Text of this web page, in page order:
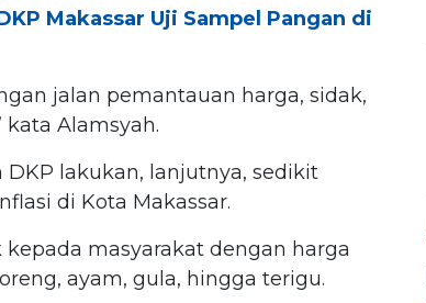
Makassar Uji Sampel Pangan di
jalan pemantauan harga, sidak,
Alamsyah.
DKP lakukan, lanjutnya, sedikit
di Kota Makassar.
masyarakat dengan harga
ayam, gula, hingga terigu.